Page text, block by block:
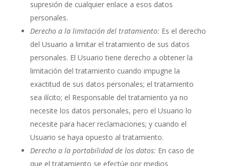
supresión de cualquier enlace a esos datos
personales.
Derecho a la limitación del tratamiento: Es el derecho
del Usuario a limitar el tratamiento de sus datos
personales. El Usuario tiene derecho a obtener la
limitación del tratamiento cuando impugne la
exactitud de sus datos personales; el tratamiento
sea ilícito; el Responsable del tratamiento ya no
necesite los datos personales, pero el Usuario lo
necesite para hacer reclamaciones; y cuando el
Usuario se haya opuesto al tratamiento.
Derecho a la portabilidad de los datos: En caso de
que el tratamiento se efectúe por medios